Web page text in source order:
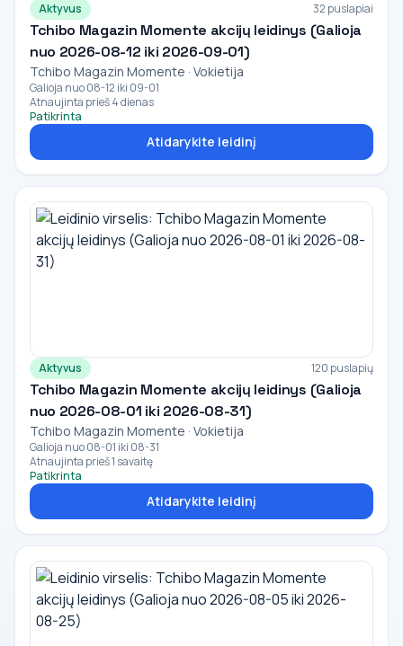
Aktyvus 32 puslapiai
Tchibo Magazin Momente akcijų leidinys (Galioja
nuo 2026-08-12 iki 2026-09-01)
Tchibo Magazin Momente · Vokietija
Galioja nuo 08-12 iki 09-01
Atnaujinta prieš 4 dienas
Patikrinta
Atidarykite leidinį
Aktyvus 120 puslapių
Tchibo Magazin Momente akcijų leidinys (Galioja
nuo 2026-08-01 iki 2026-08-31)
Tchibo Magazin Momente · Vokietija
Galioja nuo 08-01 iki 08-31
Atnaujinta prieš 1 savaitę
Patikrinta
Atidarykite leidinį